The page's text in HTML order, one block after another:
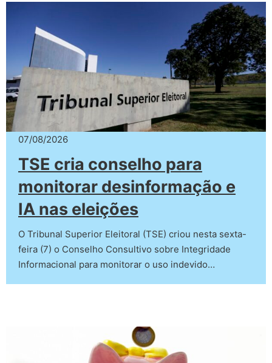
07/08/2026
TSE cria conselho para
monitorar desinformação e
IA nas eleições
O Tribunal Superior Eleitoral (TSE) criou nesta sexta-
feira (7) o Conselho Consultivo sobre Integridade
Informacional para monitorar o uso indevido…